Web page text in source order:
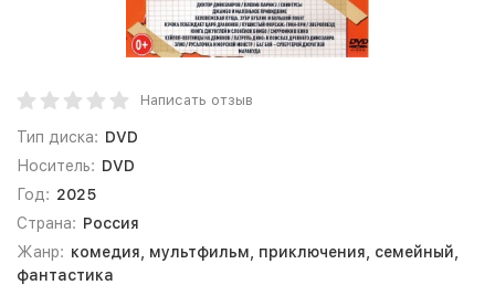
Написать отзыв
Тип диска: DVD
Носитель: DVD
Год: 2025
Страна: Россия
Жанр: комедия, мультфильм, приключения, семейный,
фантастика